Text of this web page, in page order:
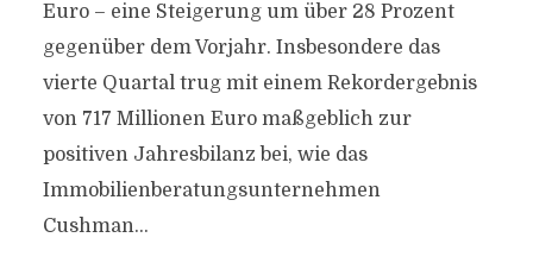
Euro – eine Steigerung um über 28 Prozent
gegenüber dem Vorjahr. Insbesondere das
vierte Quartal trug mit einem Rekordergebnis
von 717 Millionen Euro maßgeblich zur
positiven Jahresbilanz bei, wie das
Immobilienberatungsunternehmen
Cushman...